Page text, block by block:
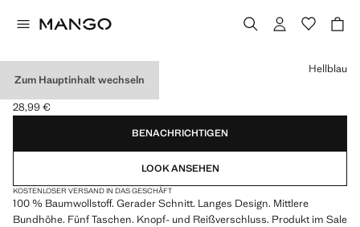
Zum Hauptinhalt wechseln
REGULAR FIT-JEANS
Aktueller Preis [28,99 € ]
28,99 €
Wählen Sie eine Farbe
Hellblau
BENACHRICHTIGEN
LOOK ANSEHEN
KOSTENLOSER VERSAND IN DAS GESCHÄFT
100 % Baumwollstoff. Gerader Schnitt. Langes Design. Mittlere
Bundhöhe. Fünf Taschen. Knopf- und Reißverschluss. Produkt im Sale